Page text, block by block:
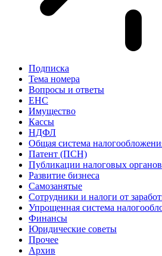
Подписка
Тема номера
Вопросы и ответы
ЕНС
Имущество
Кассы
НДФЛ
Общая система
Патент (ПСН)
Публикации налоговых органов
Развитие бизнеса
Самозанятые
Сотрудники и налоги от
Упрощенная система
Финансы
Юридические советы
Прочее
Архив